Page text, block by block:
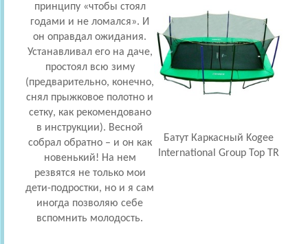
принципу «чтобы стоял
годами и не ломался». И
он оправдал ожидания.
Устанавливал его на даче,
простоял всю зиму
(предварительно, конечно,
снял прыжковое полотно и
сетку, как рекомендовано
в инструкции). Весной
собрал обратно – и он как
новенький! На нем
резвятся не только мои
дети-подростки, но и я сам
иногда позволяю себе
вспомнить молодость.
Батут Каркасный Kogee
International Group Top TR